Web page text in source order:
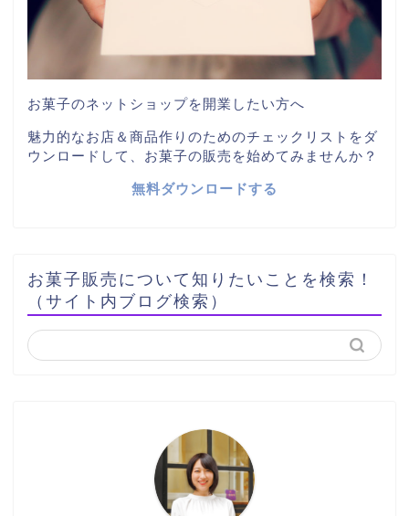
お菓子のネットショップを開業したい方へ
魅力的なお店＆商品作りのためのチェックリストをダ
ウンロードして、お菓子の販売を始めてみませんか？
無料ダウンロードする
お菓子販売について知りたいことを検索！
（サイト内ブログ検索）